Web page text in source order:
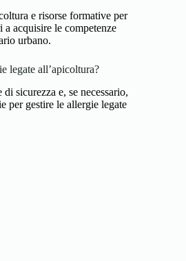
e risorse formative per
acquisire le competenze
urbano.
legate all’apicoltura?
sicurezza e, se necessario,
per gestire le allergie legate